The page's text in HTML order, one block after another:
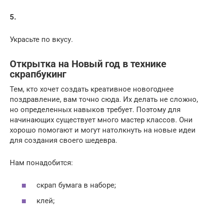
5.
Украсьте по вкусу.
Открытка на Новый год в технике
скрапбукинг
Тем, кто хочет создать креативное новогоднее
поздравление, вам точно сюда. Их делать не сложно,
но определенных навыков требует. Поэтому для
начинающих существует много мастер классов. Они
хорошо помогают и могут натолкнуть на новые идеи
для создания своего шедевра.
Нам понадобится:
скрап бумага в наборе;
клей;